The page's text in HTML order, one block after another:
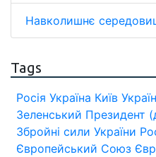
Навколишнє
Tags
Росія Україна Київ
Зеленський Президент
Збройні сили України
Європейський Союз